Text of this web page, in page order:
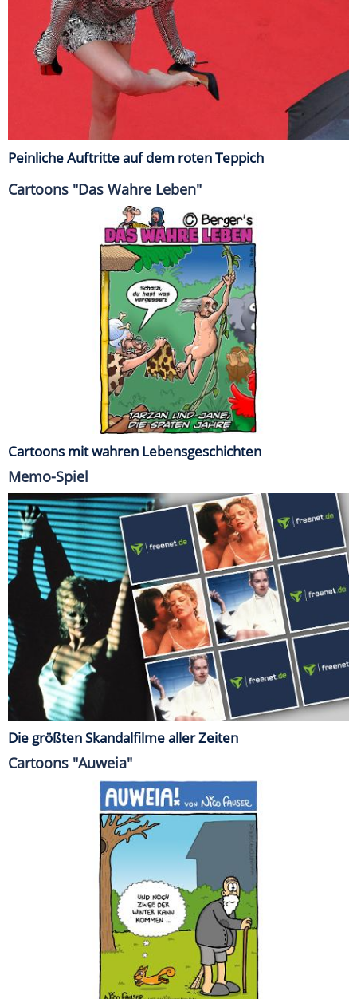
Peinliche Auftritte auf dem roten Teppich
Cartoons "Das Wahre Leben"
Cartoons mit wahren Lebensgeschichten
Memo-Spiel
Die größten Skandalfilme aller Zeiten
Cartoons "Auweia"